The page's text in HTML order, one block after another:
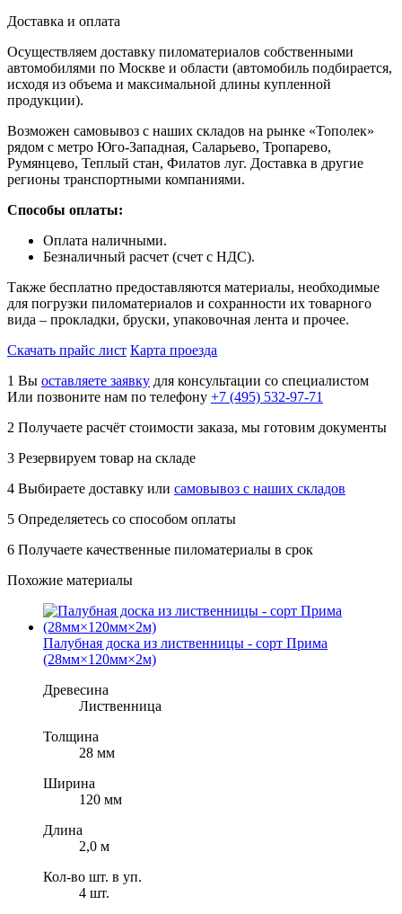
Доставка и оплата
Осуществляем доставку пиломатериалов собственными
автомобилями по Москве и области (автомобиль подбирается,
исходя из объема и максимальной длины купленной
продукции).
Возможен самовывоз с наших складов на рынке «Тополек»
рядом с метро Юго-Западная, Саларьево, Тропарево,
Румянцево, Теплый стан, Филатов луг. Доставка в другие
регионы транспортными компаниями.
Способы оплаты:
Оплата наличными.
Безналичный расчет (счет с НДС).
Также бесплатно предоставляются материалы, необходимые
для погрузки пиломатериалов и сохранности их товарного
вида – прокладки, бруски, упаковочная лента и прочее.
Скачать прайс лист Карта проезда
1 Вы оставляете заявку для консультации со специалистом
Или позвоните нам по телефону +7 (495) 532-97-71
2 Получаете расчёт стоимости заказа, мы готовим документы
3 Резервируем товар на складе
4 Выбираете доставку или самовывоз с наших складов
5 Определяетесь со способом оплаты
6 Получаете качественные пиломатериалы в срок
Похожие материалы
Палубная доска из лиственницы - сорт Прима
(28мм×120мм×2м)
Древесина
Лиственница
Толщина
28 мм
Ширина
120 мм
Длина
2,0 м
Кол-во шт. в уп.
4 шт.